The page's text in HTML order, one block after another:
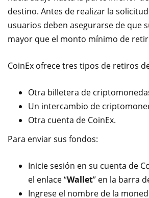
destino. Antes de realizar la
usuarios deben asegurarse de que
mayor que el monto mínimo de
CoinEx ofrece tres tipos de retiros
Otra billetera de
Un intercambio de
Otra cuenta de CoinEx.
Para enviar sus fondos:
Inicie sesión en su cuenta de
el enlace “Wallet” en la barra
Ingrese el nombre de la